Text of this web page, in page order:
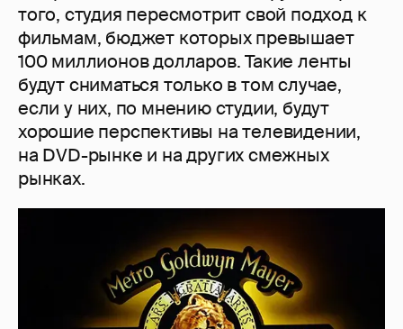
того, студия пересмотрит свой подход к
фильмам, бюджет которых превышает
100 миллионов долларов. Такие ленты
будут сниматься только в том случае,
если у них, по мнению студии, будут
хорошие перспективы на телевидении,
на DVD-рынке и на других смежных
рынках.